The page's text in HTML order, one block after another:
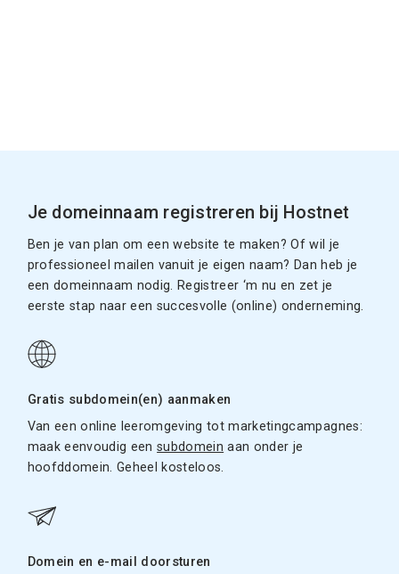
Je domeinnaam registreren bij Hostnet
Ben je van plan om een website te maken? Of wil je
professioneel mailen vanuit je eigen naam? Dan heb je
een domeinnaam nodig. Registreer ‘m nu en zet je
eerste stap naar een succesvolle (online) onderneming.
Gratis subdomein(en) aanmaken
Van een online leeromgeving tot marketingcampagnes:
maak eenvoudig eensubdomein aan onder je
hoofddomein. Geheel kosteloos.
Domein en e-mail doorsturen